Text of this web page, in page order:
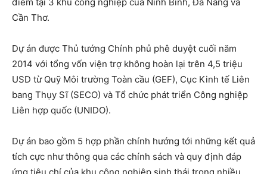
Cần Thơ.
​Dự án được Thủ tướng Chính phủ phê duyệt cuối năm
2014 với tổng vốn viện trợ không hoàn lại trên 4,5 triệu
USD từ Quỹ Môi trường Toàn cầu (GEF), Cục Kinh tế Liên
bang Thụy Sĩ (SECO) và Tổ chức phát triển Công nghiệp
Liên hợp quốc (UNIDO).
Dự án bao gồm 5 hợp phần chính hướng tới những kết quả
tích cực như thông qua các chính sách và quy định đáp